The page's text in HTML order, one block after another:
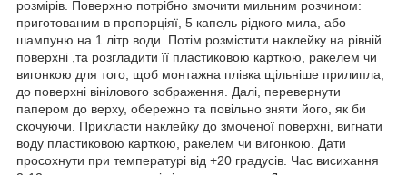
розмірів. Поверхню потрібно змочити мильним розчином:
приготованим в пропорціяї, 5 капель рідкого мила, або
шампуню на 1 літр води. Потім розмістити наклейку на рівній
поверхні ,та розгладити її пластиковою карткою, ракелем чи
вигонкою для того, щоб монтажна плівка щільніше прилипла,
до поверхні вінілового зображення. Далі, перевернути
папером до верху, обережно та повільно зняти його, як би
скочуючи. Прикласти наклейку до змоченої поверхні, вигнати
воду пластиковою карткою, ракелем чи вигонкою. Дати
просохнути при температурі від +20 градусів. Час висихання